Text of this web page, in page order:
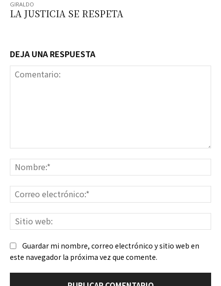
LA JUSTICIA SE RESPETA
DEJA UNA RESPUESTA
Guardar mi nombre, correo electrónico y sitio web en
este navegador la próxima vez que comente.